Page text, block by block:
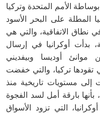
الأمم المتحدة وتركيا
المطلة على البحر الأسود
نطاق الاتفاقية، والتي هي
بدأت أوكرانيا في إرسال
موانئ أوديسا وبيفديني
تركيا، والتي خفضت
إلى مستويات تاريخية منذ
بأنها بارقة أمل لسد الفجوة
التي تزود الأسواق